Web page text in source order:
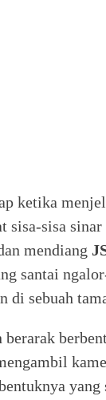
ketika
sisa-sisa
mendiang
santai
di sebuah
berarak